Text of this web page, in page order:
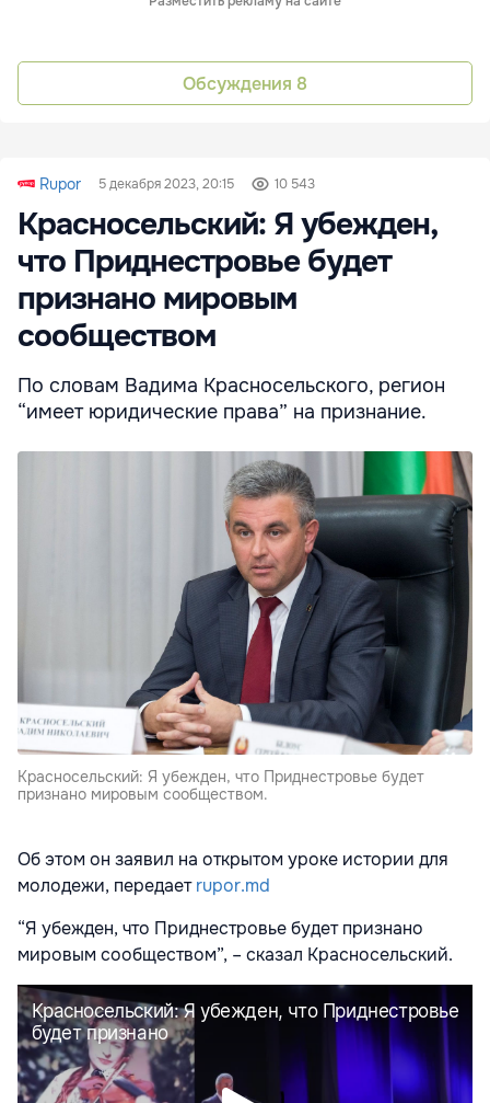
Обсуждения 8
Rupor 5 декабря 2023, 20:15 10 543
Красносельский: Я убежден,
что Приднестровье будет
признано мировым
сообществом
По словам Вадима Красносельского, регион
“имеет юридические права” на признание.
Красносельский: Я убежден, что Приднестровье будет
признано мировым сообществом.
Об этом он заявил на открытом уроке истории для
молодежи, передаетrupor.md
“Я убежден, что Приднестровье будет признано
мировым сообществом”, – сказал Красносельский.